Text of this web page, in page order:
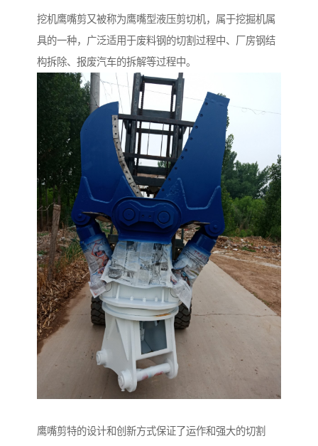
挖机鹰嘴剪又被称为鹰嘴型液压剪切机，属于挖掘机属
具的一种，广泛适用于废料钢的切割过程中、厂房钢结
构拆除、报废汽车的拆解等过程中。
鹰嘴剪特的设计和创新方式保证了运作和强大的切割